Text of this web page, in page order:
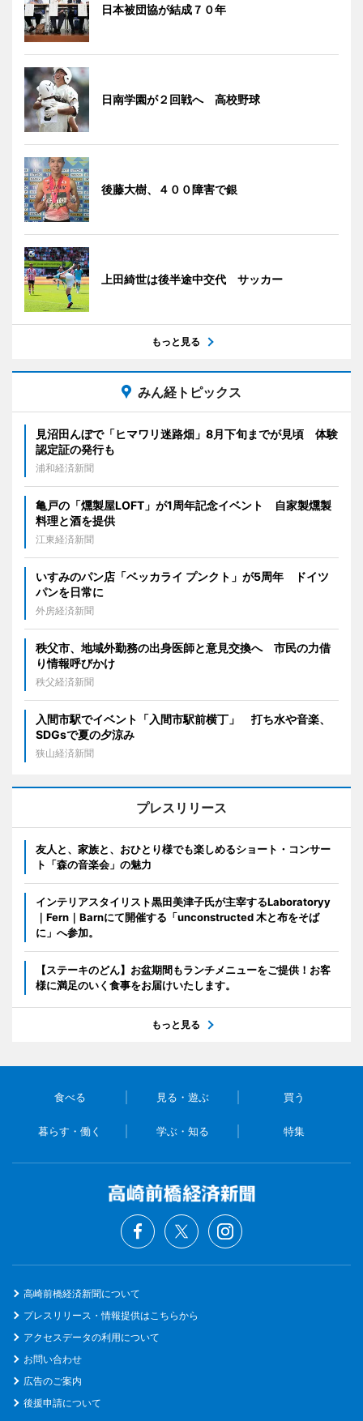
日本被団協が結成７０年
日南学園が２回戦へ 高校野球
後藤大樹、４００障害で銀
上田綺世は後半途中交代 サッカー
もっと見る
みん経トピックス
見沼田んぼで「ヒマワリ迷路畑」8月下旬までが見頃 体験
認定証の発行も
浦和経済新聞
亀戸の「燻製屋LOFT」が1周年記念イベント 自家製燻製
料理と酒を提供
江東経済新聞
いすみのパン店「ベッカライ プンクト」が5周年 ドイツ
パンを日常に
外房経済新聞
秩父市、地域外勤務の出身医師と意見交換へ 市民の力借
り情報呼びかけ
秩父経済新聞
入間市駅でイベント「入間市駅前横丁」 打ち水や音楽、
SDGsで夏の夕涼み
狭山経済新聞
プレスリリース
友人と、家族と、おひとり様でも楽しめるショート・コンサー
ト「森の音楽会」の魅力
インテリアスタイリスト黒田美津子氏が主宰するLaboratoryy
｜Fern｜Barnにて開催する「unconstructed 木と布をそば
に」へ参加。
【ステーキのどん】お盆期間もランチメニューをご提供！お客
様に満足のいく食事をお届けいたします。
もっと見る
食べる 見る・遊ぶ 買う
暮らす・働く 学ぶ・知る 特集
高崎前橋経済新聞について
プレスリリース・情報提供はこちらから
アクセスデータの利用について
お問い合わせ
広告のご案内
後援申請について